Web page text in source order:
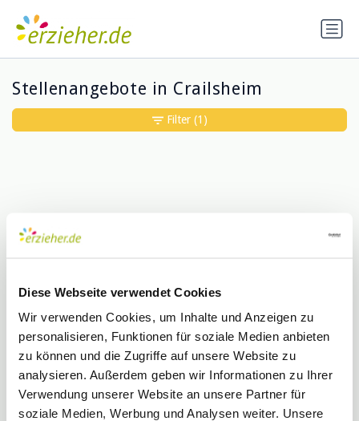
Diese Webseite verwendet Cookies
Wir verwenden Cookies, um Inhalte und Anzeigen zu
personalisieren, Funktionen für soziale Medien anbieten
zu können und die Zugriffe auf unsere Website zu
analysieren. Außerdem geben wir Informationen zu Ihrer
Verwendung unserer Website an unsere Partner für
soziale Medien, Werbung und Analysen weiter. Unsere
Stellenangebote in Crailsheim
Entschuldigung, wir konnten keine
Treffer für deine Suche finden
Filter (1)